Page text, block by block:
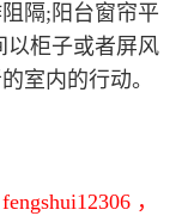
隔;阳台窗帘平
以柜子或者屏风
室内的行动。
，